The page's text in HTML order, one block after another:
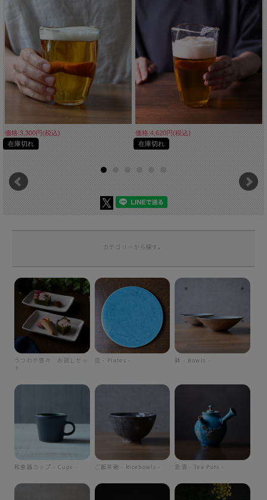
価格:3,300円(税込)
在庫切れ
価格:4,620円(税込)
在庫切れ
カテゴリーから探す。
うつわや悠々 お試しセッ
ト
皿 - Plates - 鉢 - Bowls -
和食器カップ - Cups - ご飯茶碗 - Ricebowls - 急須 - Tea Pots -